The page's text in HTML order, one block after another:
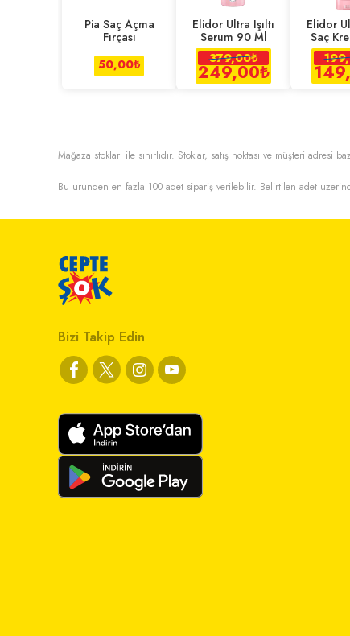
Pia Saç Açma
Fırçası
50,00₺
Elidor Ultra Işıltı
Serum 90 Ml
379,00₺
249,00₺
Elidor
Saç
Mağaza stokları ile sınırlıdır. Stoklar, satış noktası ve müşteri adresi
Bu üründen en fazla 100 adet sipariş verilebilir. Belirtilen adet
Bizi Takip Edin